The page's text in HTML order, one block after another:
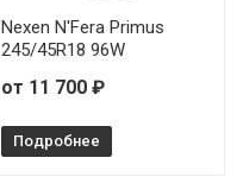
Nexen N'Fera Primus
245/45R18 96W
от 11 700 ₽
Подробнее